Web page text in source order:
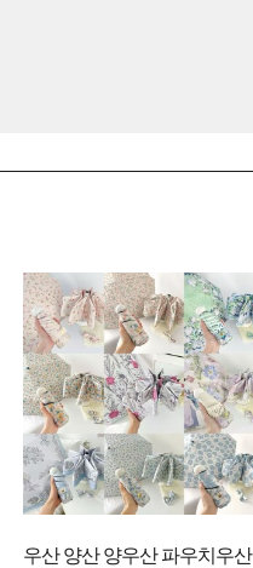
우산 양산 양우산 파우치우산